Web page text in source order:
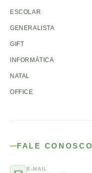
ESCOLAR
GENERALISTA
GIFT
INFORMÁTICA
NATAL
OFFICE
FALE CONOSCO
E-MAIL